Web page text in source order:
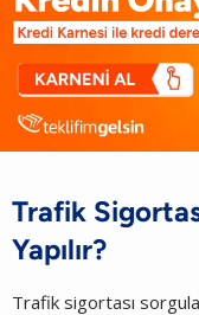
Trafik
Yapılır?
Trafik sigortası